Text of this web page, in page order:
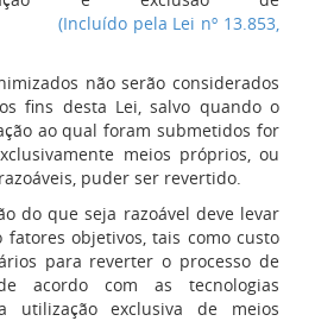
(Incluído pela Lei nº 13.853,
não serão considerados
fins desta Lei, salvo quando o
ao qual foram submetidos for
meios próprios, ou
puder ser revertido.
do que seja razoável deve levar
fatores objetivos, tais como custo
para reverter o processo de
acordo com as tecnologias
utilização exclusiva de meios